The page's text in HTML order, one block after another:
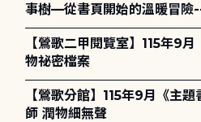
事樹—從書頁開始的溫暖冒險
電章魚》
【鶯歌二甲閱覽室】115年9
物祕密檔案
【鶯歌分館】115年9月《主
師 潤物細無聲